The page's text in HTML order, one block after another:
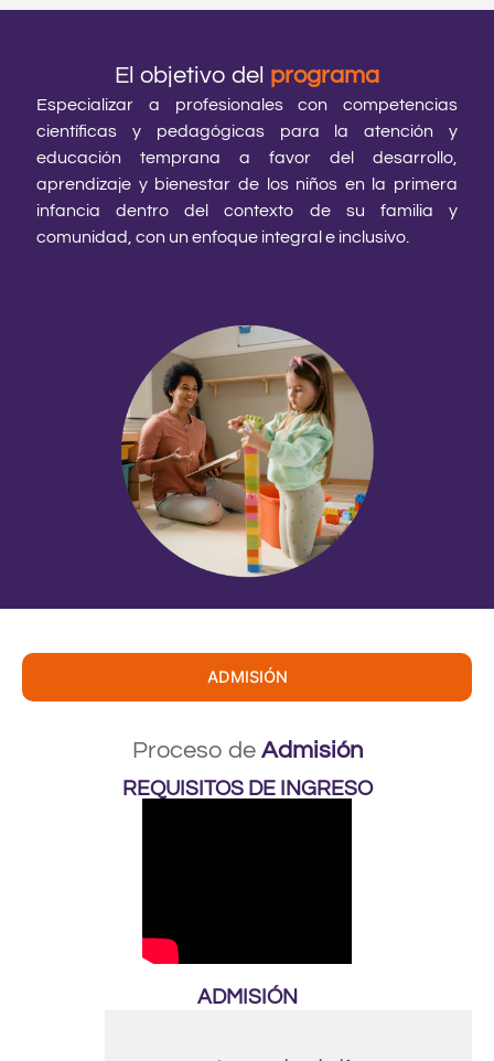
El objetivo del programa
Especializar a profesionales con competencias
científicas y pedagógicas para la atención y
educación temprana a favor del desarrollo,
aprendizaje y bienestar de los niños en la primera
infancia dentro del contexto de su familia y
comunidad, con un enfoque integral e inclusivo.
ADMISIÓN
Proceso de Admisión
REQUISITOS DE INGRESO
ADMISIÓN